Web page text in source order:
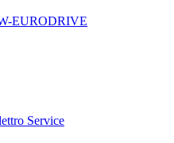
EURODRIVE
Service